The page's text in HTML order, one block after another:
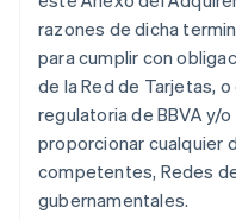
razones de dicha
para cumplir con
de la Red de Tarjetas,
regulatoria de BBVA y/
proporcionar cualquier
competentes, Redes
gubernamentales.